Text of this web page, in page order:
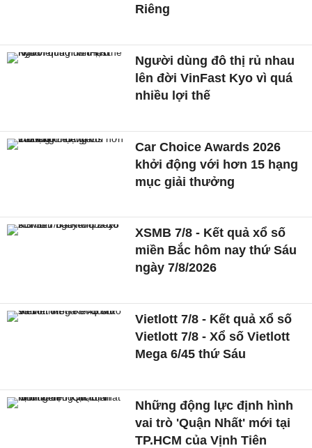
Riêng
Người dùng đô thị rủ nhau
lên đời VinFast Kyo vì quá
nhiều lợi thế
Car Choice Awards 2026
khởi động với hơn 15 hạng
mục giải thưởng
XSMB 7/8 - Kết quả xổ số
miền Bắc hôm nay thứ Sáu
ngày 7/8/2026
Vietlott 7/8 - Kết quả xổ số
Vietlott 7/8 - Xổ số Vietlott
Mega 6/45 thứ Sáu
Những động lực định hình
vai trò 'Quận Nhất' mới tại
TP.HCM của Vịnh Tiên